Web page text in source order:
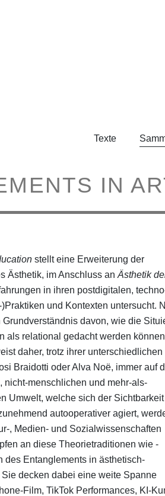
Texte
IN
stellt eine Erweiterung der
Ästhetik, im Anschluss an Ästhetik
in ihren postdigitalen,
und Kontexten untersucht.
davon, wie die
als relational gedacht werden
daher, trotz ihrer unterschiedlichen
Braidotti oder Alva Noë, immer auf
menschlichen und mehr-als-
Umwelt, welche sich der Sichtbarkeit
autooperativer agiert,
, Medien- und Sozialwissenschaften
an diese Theorietraditionen wie -
des Entanglements in ästhetisch-
decken dabei eine weite Spanne
Film, TikTok Performances, KI-